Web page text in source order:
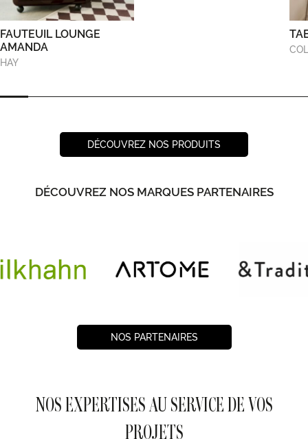
FAUTEUIL LOUNGE
AMANDA
HAY
DÉCOUVREZ NOS PRODUITS
DÉCOUVREZ NOS MARQUES PARTENAIRES
NOS PARTENAIRES
NOS EXPERTISES AU SERVICE DE VOS
PROJETS